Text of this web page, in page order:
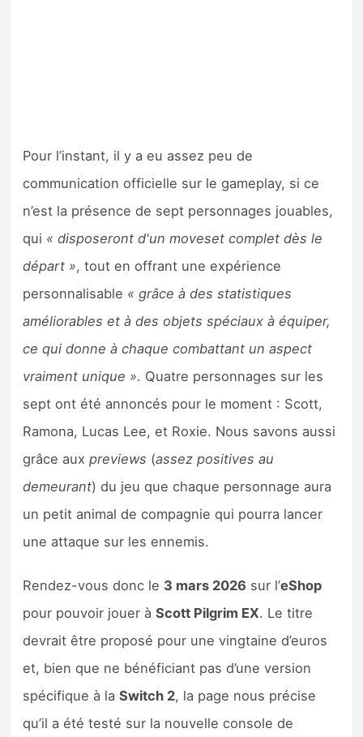
Pour l’instant, il y a eu assez peu de
communication officielle sur le gameplay, si ce
n’est la présence de sept personnages jouables,
qui « disposeront d'un moveset complet dès le
départ », tout en offrant une expérience
personnalisable « grâce à des statistiques
améliorables et à des objets spéciaux à équiper,
ce qui donne à chaque combattant un aspect
vraiment unique ». Quatre personnages sur les
sept ont été annoncés pour le moment : Scott,
Ramona, Lucas Lee, et Roxie. Nous savons aussi
grâce auxpreviews (assez positives au
demeurant) du jeu que chaque personnage aura
un petit animal de compagnie qui pourra lancer
une attaque sur les ennemis.
Rendez-vous donc le 3 mars 2026 sur l’eShop
pour pouvoir jouer àScott Pilgrim EX. Le titre
devrait être proposé pour une vingtaine d’euros
et, bien que ne bénéficiant pas d’une version
spécifique à laSwitch 2, la page nous précise
qu’il a été testé sur la nouvelle console de